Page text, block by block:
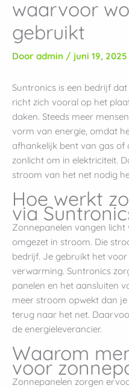
waarvoor
gebruikt
Door admin / juni 19, 2025
Suntronics is een bedrijf
richt zich vooral op het
daken. Steeds meer
vorm van energie, omdat
afhankelijk bent van gas of
zonlicht om in elektriciteit.
stroom van het net nodig
Hoe werkt
via
Zonnepanelen vangen
omgezet in stroom. Die
bedrijf. Je gebruikt het
verwarming. Suntronics
panelen en het aansluiten
meer stroom opwekt dan
terug naar het net.
de energieleverancier.
Waarom
voor
Zonnepanelen zorgen